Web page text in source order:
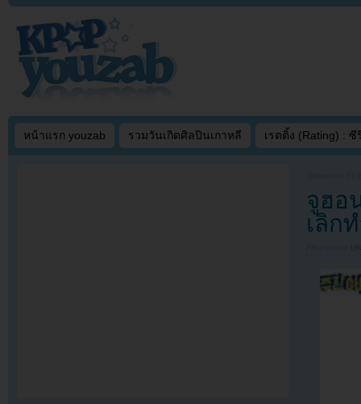
หน้าแรก youzab รวมวันเกิดศิลปินเกาหลี เรตติ้ง (Rating) : ซี
จูฮอ
เลิก